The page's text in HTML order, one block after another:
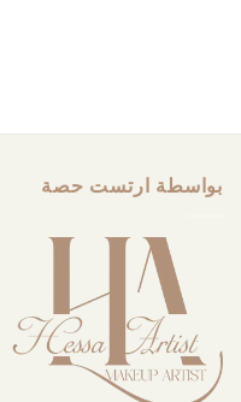
بواسطة ارتست حصة